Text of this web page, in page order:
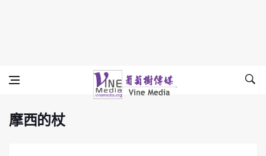
摩西的杖
Vine Media
葡萄樹傳媒
摩西的杖